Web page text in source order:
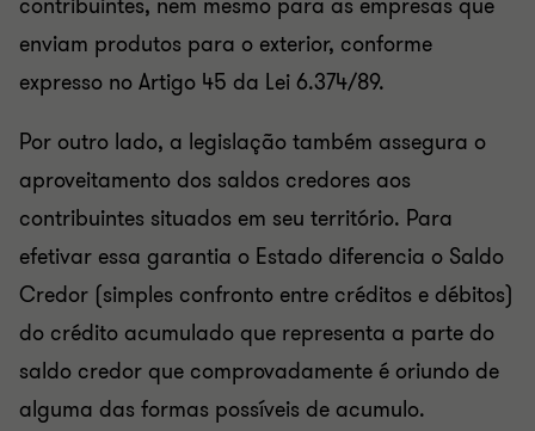
contribuintes, nem mesmo para as empresas que
enviam produtos para o exterior, conforme
expresso no Artigo 45 da Lei 6.374/89.
Por outro lado, a legislação também assegura o
aproveitamento dos saldos credores aos
contribuintes situados em seu território. Para
efetivar essa garantia o Estado diferencia o Saldo
Credor (simples confronto entre créditos e débitos)
do crédito acumulado que representa a parte do
saldo credor que comprovadamente é oriundo de
alguma das formas possíveis de acumulo.